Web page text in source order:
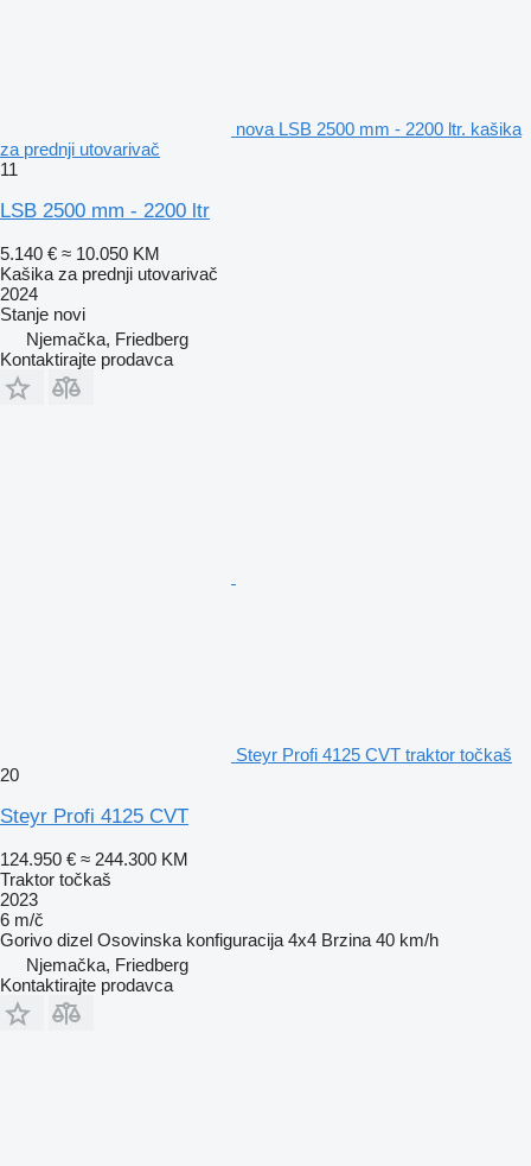
nova LSB 2500 mm - 2200 ltr. kašika
za prednji utovarivač
11
LSB 2500 mm - 2200 ltr
5.140 € ≈ 10.050 KM
Kašika za prednji utovarivač
2024
Stanje novi
Njemačka, Friedberg
Kontaktirajte prodavca
Steyr Profi 4125 CVT traktor točkaš
20
Steyr Profi 4125 CVT
124.950 € ≈ 244.300 KM
Traktor točkaš
2023
6 m/č
Gorivo dizel Osovinska konfiguracija 4x4 Brzina 40 km/h
Njemačka, Friedberg
Kontaktirajte prodavca